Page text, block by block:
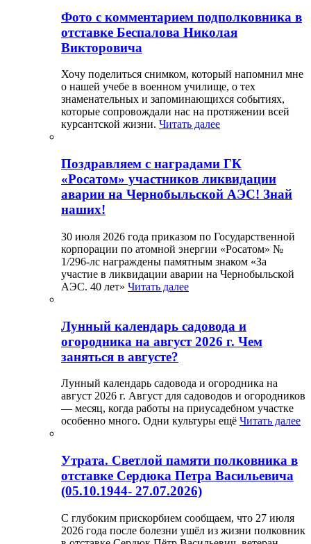
Фото с комментарием подполковника в
отставке Беспалова Николая
Викторовича
Хочу поделиться снимком, который напомнил мне
о нашей учебе в военном училище, о тех
знаменательных и запоминающихся событиях,
которые сопровождали нас на протяжении всей
курсантской жизни. Читать далее
Поздравляем с наградами ГК
«Росатом» участников ликвидации
аварии на Чернобыльской АЭС! Знай
наших!
30 июля 2026 года приказом по Государственной
корпорации по атомной энергии «Росатом» №
1/296-лс награждены памятным знаком «За
участие в ликвидации аварии на Чернобыльской
АЭС. 40 лет» Читать далее
Лунный календарь садовода и
огородника на август 2026 г. Чем
заняться в августе?
Лунный календарь садовода и огородника на
август 2026 г. Август для садоводов и огородников
— месяц, когда работы на приусадебном участке
особенно много. Одни культуры ещё Читать далее
Утрата. Светлой памяти полковника в
отставке Сердюка Петра Васильевича
(05.10.1944- 27.07.2026)
С глубоким прискорбием сообщаем, что 27 июля
2026 года после болезни ушёл из жизни полковник